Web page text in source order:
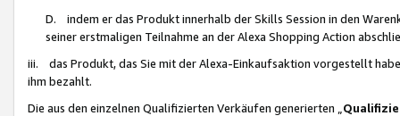
D. indem er das Produkt innerhalb der Skills Session in den
seiner erstmaligen Teilnahme an der Alexa Shopping Action
iii. das Produkt, das Sie mit der Alexa-Einkaufsaktion vorgestellt
ihm bezahlt.
Die aus den einzelnen Qualifizierten Verkäufen generierten „